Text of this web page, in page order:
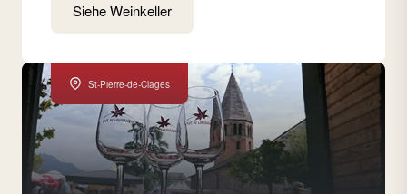
Siehe Weinkeller
St-Pierre-de-Clages